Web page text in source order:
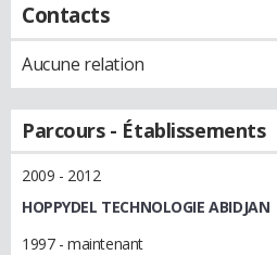
Contacts
Aucune relation
Parcours - Établissements
2009 - 2012
HOPPYDEL TECHNOLOGIE ABIDJAN
1997 - maintenant